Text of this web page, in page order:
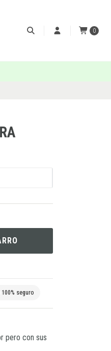
0
100% seguro
pero con sus